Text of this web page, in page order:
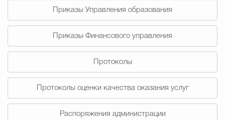
Счётная палата Городского
Гостям Городского
Приказы Управления образования
Приказы Финансового управления
Протоколы
Протоколы оценки качества оказания услуг
Распоряжения администрации